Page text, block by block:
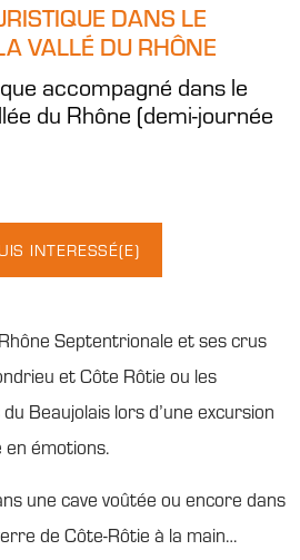
DANS LE
VALLÉ DU RHÔNE
accompagné dans le
du Rhône (demi-journée
INTERESSÉ(E)
Septentrionale et ses crus
et Côte Rôtie ou les
Beaujolais lors d’une excursion
en émotions.
une cave voûtée ou encore dans
de Côte-Rôtie à la main…